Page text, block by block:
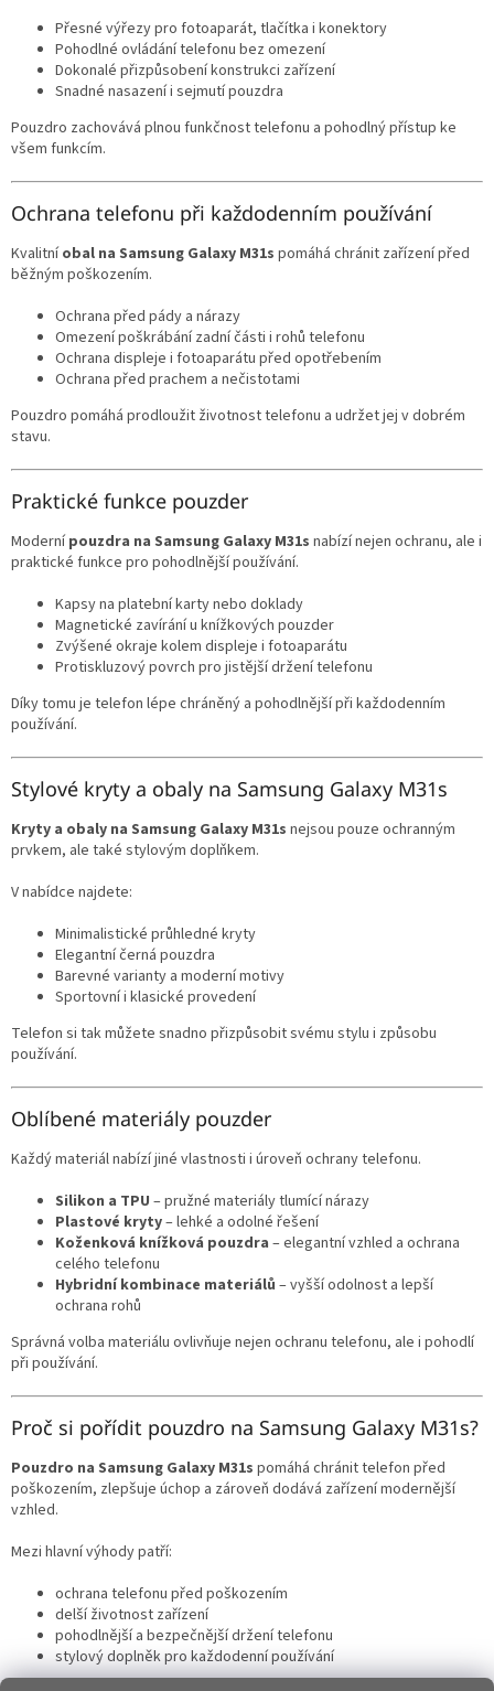
Přesné výřezy pro fotoaparát, tlačítka i konektory
Pohodlné ovládání telefonu bez omezení
Dokonalé přizpůsobení konstrukci zařízení
Snadné nasazení i sejmutí pouzdra
Pouzdro zachovává plnou funkčnost telefonu a pohodlný přístup ke
všem funkcím.
Ochrana telefonu při každodenním používání
Kvalitníobal na Samsung Galaxy M31s pomáhá chránit zařízení před
běžným poškozením.
Ochrana před pády a nárazy
Omezení poškrábání zadní části i rohů telefonu
Ochrana displeje i fotoaparátu před opotřebením
Ochrana před prachem a nečistotami
Pouzdro pomáhá prodloužit životnost telefonu a udržet jej v dobrém
stavu.
Praktické funkce pouzder
Modernípouzdra na Samsung Galaxy M31s nabízí nejen ochranu, ale i
praktické funkce pro pohodlnější používání.
Kapsy na platební karty nebo doklady
Magnetické zavírání u knížkových pouzder
Zvýšené okraje kolem displeje i fotoaparátu
Protiskluzový povrch pro jistější držení telefonu
Díky tomu je telefon lépe chráněný a pohodlnější při každodenním
používání.
Stylové kryty a obaly na Samsung Galaxy M31s
Kryty a obaly na Samsung Galaxy M31s nejsou pouze ochranným
prvkem, ale také stylovým doplňkem.
V nabídce najdete:
Minimalistické průhledné kryty
Elegantní černá pouzdra
Barevné varianty a moderní motivy
Sportovní i klasické provedení
Telefon si tak můžete snadno přizpůsobit svému stylu i způsobu
používání.
Oblíbené materiály pouzder
Každý materiál nabízí jiné vlastnosti i úroveň ochrany telefonu.
Silikon a TPU – pružné materiály tlumící nárazy
Plastové kryty– lehké a odolné řešení
Koženková knížková pouzdra – elegantní vzhled a ochrana
celého telefonu
Hybridní kombinace materiálů – vyšší odolnost a lepší
ochrana rohů
Správná volba materiálu ovlivňuje nejen ochranu telefonu, ale i pohodlí
při používání.
Proč si pořídit pouzdro na Samsung Galaxy M31s?
Pouzdro na Samsung Galaxy M31s pomáhá chránit telefon před
poškozením, zlepšuje úchop a zároveň dodává zařízení modernější
vzhled.
Mezi hlavní výhody patří:
ochrana telefonu před poškozením
delší životnost zařízení
pohodlnější a bezpečnější držení telefonu
stylový doplněk pro každodenní používání